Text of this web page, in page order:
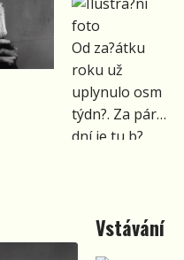
Od za?átku
roku už
uplynulo osm
týdn?. Za pár
dní je tu b?
vytoužené
jaro. P?esto
Vstávání